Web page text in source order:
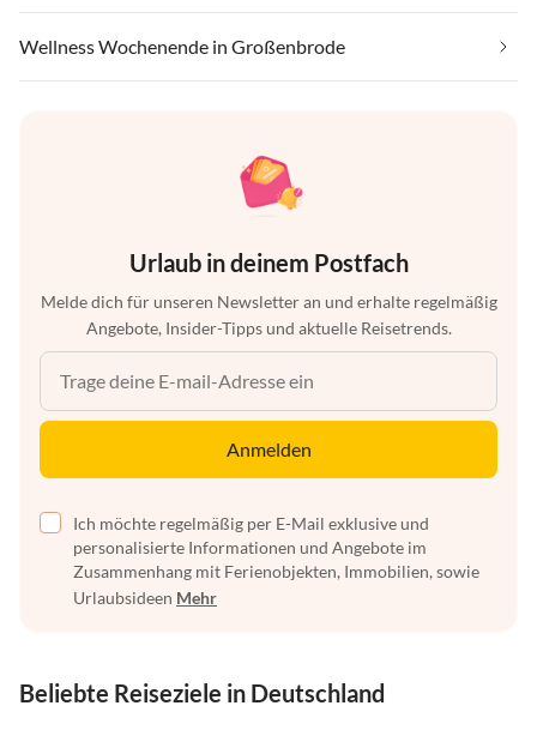
Wellness Wochenende in Großenbrode
Urlaub in deinem Postfach
Melde dich für unseren Newsletter an und erhalte regelmäßig
Angebote, Insider-Tipps und aktuelle Reisetrends.
Anmelden
Ich möchte regelmäßig per E-Mail exklusive und
personalisierte Informationen und Angebote im
Zusammenhang mit Ferienobjekten, Immobilien, sowie
Urlaubsideen Mehr
Beliebte Reiseziele in Deutschland